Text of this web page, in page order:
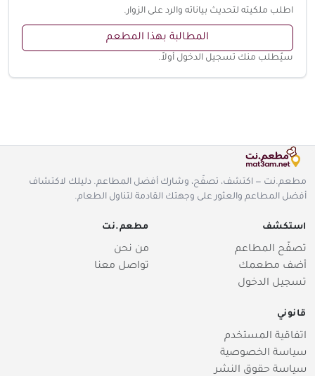
اطلب ملكيته لتحديث بياناته والرد على الزوار.
المطالبة بهذا المطعم
سيُطلب منك تسجيل الدخول أولاً.
مطعم.نت — اكتشف، تصفّح، وشارك أفضل المطاعم. دليلك لاكتشاف
أفضل المطاعم والعثور على وجهتك القادمة لتناول الطعام.
استكشف
تصفّح المطاعم
أضف مطعمك
تسجيل الدخول
مطعم.نت
من نحن
تواصل معنا
قانوني
اتفاقية المستخدم
سياسة الخصوصية
سياسة حقوق النشر